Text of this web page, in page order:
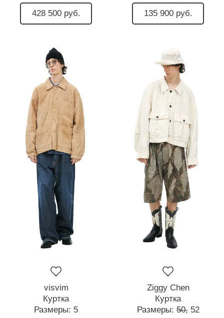
428 500 руб. 135 900 руб.
visvim
Куртка
Размеры: 5
Ziggy Chen
Куртка
Размеры:50, 52